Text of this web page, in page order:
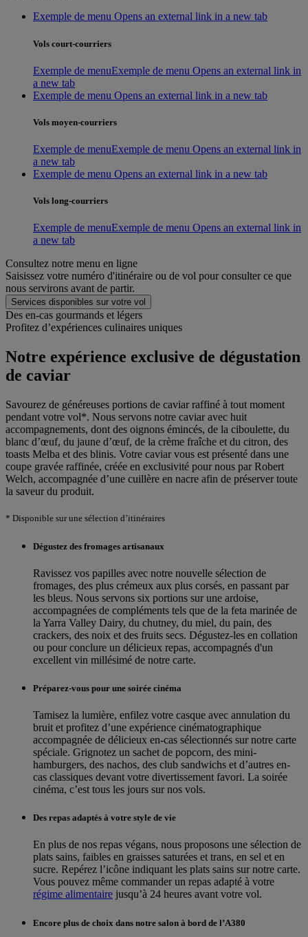
Exemple de menu Opens an external link in a new tab
Vols court-courriers
Exemple de menuExemple de menu Opens an external link in
a new tab
Exemple de menu Opens an external link in a new tab
Vols moyen-courriers
Exemple de menuExemple de menu Opens an external link in
a new tab
Exemple de menu Opens an external link in a new tab
Vols long-courriers
Exemple de menuExemple de menu Opens an external link in
a new tab
Consultez notre menu en ligne
Saisissez votre numéro d'itinéraire ou de vol pour consulter ce que
nous servirons avant de partir.
Services disponibles sur votre vol
Des en-cas gourmands et légers
Profitez d’expériences culinaires uniques
Notre expérience exclusive de dégustation
de caviar
Savourez de généreuses portions de caviar raffiné à tout moment
pendant votre vol*. Nous servons notre caviar avec huit
accompagnements, dont des oignons émincés, de la ciboulette, du
blanc d’œuf, du jaune d’œuf, de la crème fraîche et du citron, des
toasts Melba et des blinis. Votre caviar vous est présenté dans une
coupe gravée raffinée, créée en exclusivité pour nous par Robert
Welch, accompagnée d’une cuillère en nacre afin de préserver toute
la saveur du produit.
* Disponible sur une sélection d’itinéraires
Dégustez des fromages artisanaux
Ravissez vos papilles avec notre nouvelle sélection de
fromages, des plus crémeux aux plus corsés, en passant par
les bleus. Nous servons six portions sur une ardoise,
accompagnées de compléments tels que de la feta marinée de
la Yarra Valley Dairy, du chutney, du miel, du pain, des
crackers, des noix et des fruits secs. Dégustez-les en collation
ou pour conclure un délicieux repas, accompagnés d'un
excellent vin millésimé de notre carte.
Préparez-vous pour une soirée cinéma
Tamisez la lumière, enfilez votre casque avec annulation du
bruit et profitez d’une expérience cinématographique
accompagnée de délicieux en-cas sélectionnés sur notre carte
spéciale. Grignotez un sachet de popcorn, des mini-
hamburgers, des nachos, des club sandwichs et d’autres en-
cas classiques devant votre divertissement favori. La soirée
cinéma, c’est tous les jours sur nos vols.
Des repas adaptés à votre style de vie
En plus de nos repas végans, nous proposons une sélection de
plats sains, faibles en graisses saturées et trans, en sel et en
sucre. Repérez l’icône indiquant les plats sains sur notre carte.
Vous pouvez même commander un repas adapté à votre
régime alimentaire jusqu’à 24 heures avant votre vol.
Encore plus de choix dans notre salon à bord de l’A380